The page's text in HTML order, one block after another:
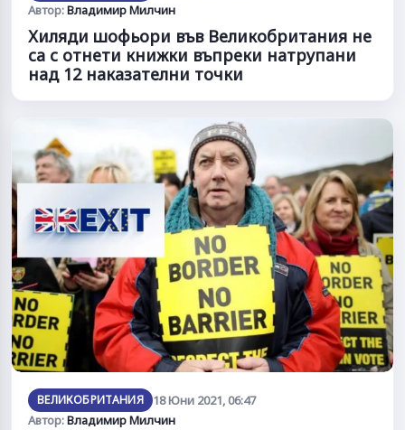
Автор:Владимир Милчин
Хиляди шофьори във Великобритания не
са с отнети книжки въпреки натрупани
над 12 наказателни точки
ВЕЛИКОБРИТАНИЯ
18 Юни 2021, 06:47
Автор:Владимир Милчин